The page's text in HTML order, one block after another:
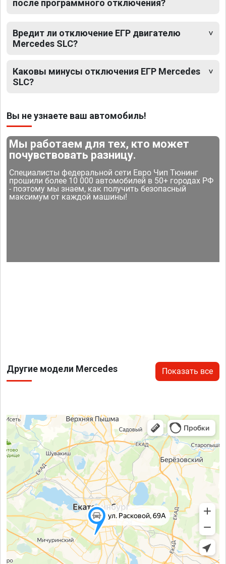
после программного отключения?
Вредит ли отключение ЕГР двигателю
Mercedes SLC?
Каковы минусы отключения ЕГР Mercedes
SLC?
Вы не узнаете ваш автомобиль!
Мы работаем для тех, кто может
почувствовать разницу.
Специалисты федеральной сети Евро Чип Тюнинг
прошили более 10 000 автомобилей в 50+ городах РФ
- поэтому мы знаем, как получить безопасный
максимум от каждой машины!
Другие модели Mercedes Показать все